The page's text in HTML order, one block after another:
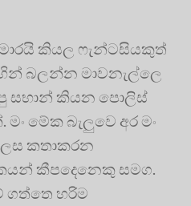
මාරයි කියල ෆැන්ටසියකුත්
බලන්න මාවනැල්ලෙ
සභාන් කියන පොලිස්
මේක බැලුවෙ අර මං
කතාකරන
කීපදෙනෙකු සමග.
ගත්තෙ හරිම